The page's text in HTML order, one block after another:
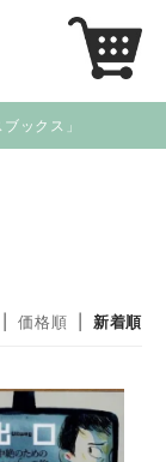
ックス」
価格順 新着順